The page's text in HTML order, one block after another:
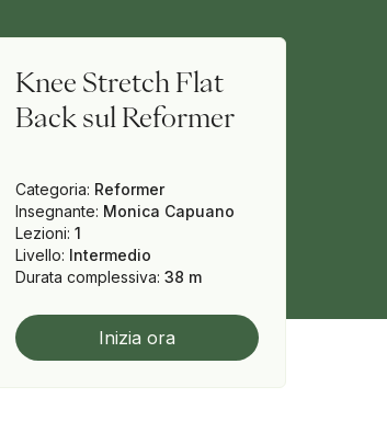
Knee Stretch Flat
Back sul Reformer
Categoria: Reformer
Insegnante: Monica Capuano
Lezioni: 1
Livello: Intermedio
Durata complessiva: 38 m
Inizia ora